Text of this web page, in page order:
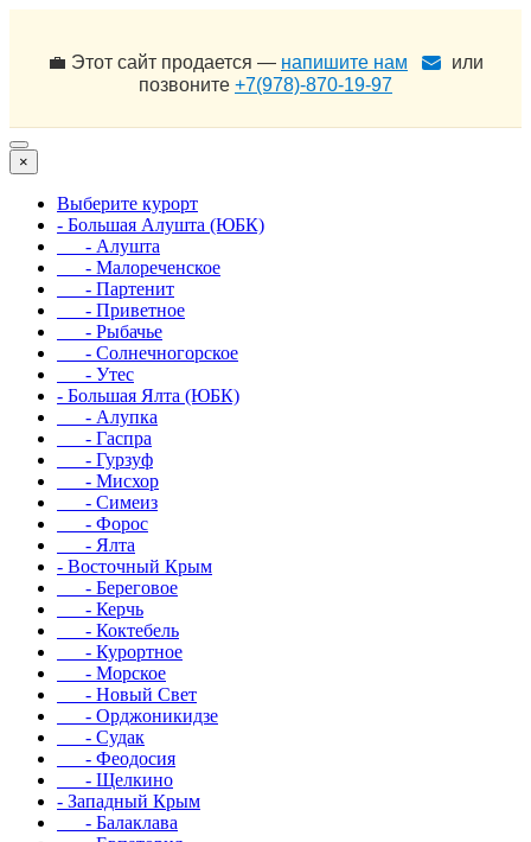
💼 Этот сайт продается — напишите нам
или
позвоните +7(978)-870-19-97
×
Выберите курорт
- Большая Алушта (ЮБК)
- Алушта
- Малореченское
- Партенит
- Приветное
- Рыбачье
- Солнечногорское
- Утес
- Большая Ялта (ЮБК)
- Алупка
- Гаспра
- Гурзуф
- Мисхор
- Симеиз
- Форос
- Ялта
- Восточный Крым
- Береговое
- Керчь
- Коктебель
- Курортное
- Морское
- Новый Свет
- Орджоникидзе
- Судак
- Феодосия
- Щелкино
- Западный Крым
- Балаклава